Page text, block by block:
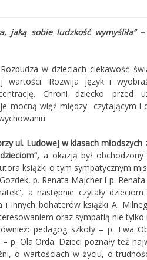
jaką sobie ludzkość wymyśliła” –
w dzieciach ciekawość
wartości. Rozwija język i
Chroni dziecko przed
mocną więź między czytającym i
ul. Ludowej w klasach młodszych
a okazją był
książki o tym sympatycznym
p. Renata Majcher i p. Renata
a następnie czytały dzieciom
i innych bohaterów książki A.
oraz sympatią nie tylko
pedagog szkoły – p. Ewa
p. Ola Orda. Dzieci poznały też
o wartościach w życiu, o